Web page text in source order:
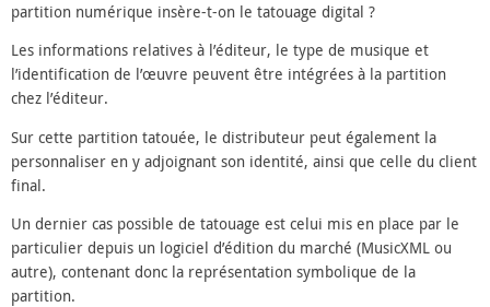
partition numérique insère-t-on le tatouage digital ?
Les informations relatives à l’éditeur, le type de musique et
l’identification de l’œuvre peuvent être intégrées à la partition
chez l’éditeur.
Sur cette partition tatouée, le distributeur peut également la
personnaliser en y adjoignant son identité, ainsi que celle du client
final.
Un dernier cas possible de tatouage est celui mis en place par le
particulier depuis un logiciel d’édition du marché (MusicXML ou
autre), contenant donc la représentation symbolique de la
partition.